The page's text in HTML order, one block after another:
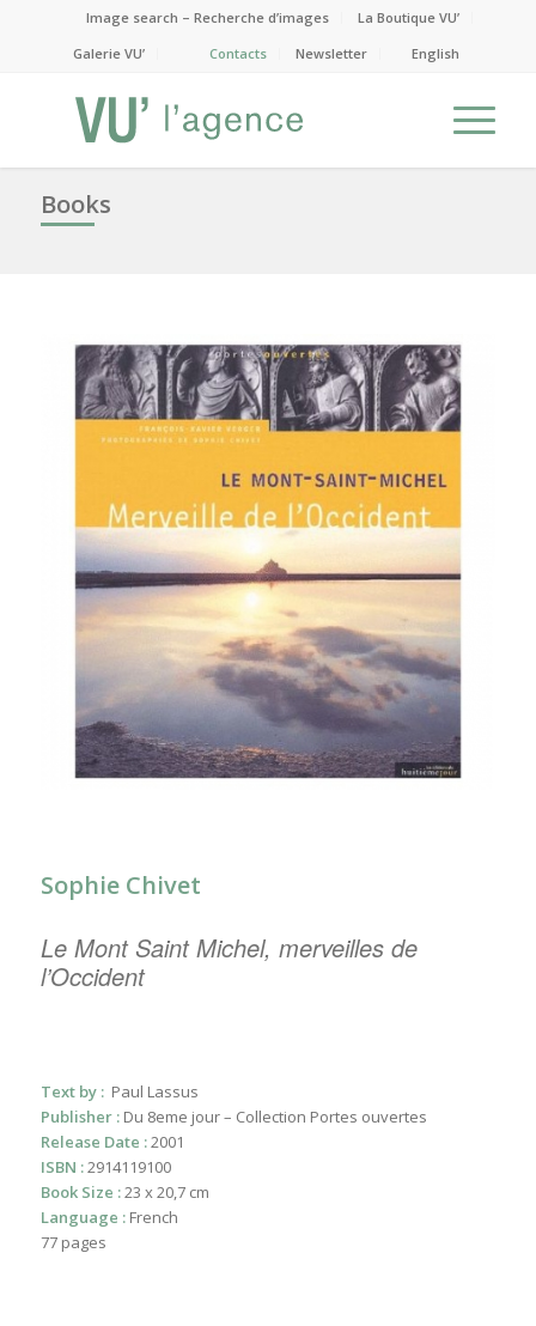
Image search – Recherche d’images
La Boutique VU’
Galerie VU’
Contacts Newsletter English
Books
Sophie Chivet
Le Mont Saint Michel, merveilles de
l’Occident
Text by : Paul Lassus
Publisher :Du 8eme jour – Collection Portes ouvertes
Release Date :2001
ISBN :2914119100
Book Size :23 x 20,7 cm
Language :French
77 pages